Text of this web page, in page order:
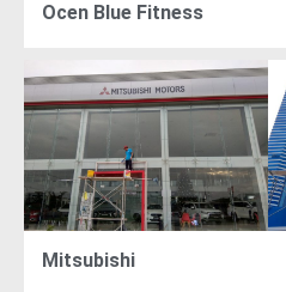
Ocen Blue Fitness
Mitsubishi